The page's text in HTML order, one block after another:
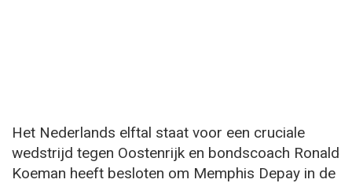
Het Nederlands elftal staat voor een cruciale
wedstrijd tegen Oostenrijk en bondscoach Ronald
Koeman heeft besloten om Memphis Depay in de